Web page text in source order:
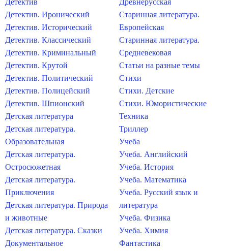
Детектив
Детектив. Иронический
Детектив. Исторический
Детектив. Классический
Детектив. Криминальный
Детектив. Крутой
Детектив. Политический
Детектив. Полицейский
Детектив. Шпионский
Детская литература
Детская литература.
Образовательная
Детская литература.
Остросюжетная
Детская литература.
Приключения
Детская литература. Природа
и животные
Детская литература. Сказки
Документальное
Древнерусская
Старинная литература.
Европейская
Старинная литература.
Средневековая
Статьи на разные темы
Стихи
Стихи. Детские
Стихи. Юмористические
Техника
Триллер
Учеба
Учеба. Английский
Учеба. История
Учеба. Математика
Учеба. Русский язык и
литература
Учеба. Физика
Учеба. Химия
Фантастика